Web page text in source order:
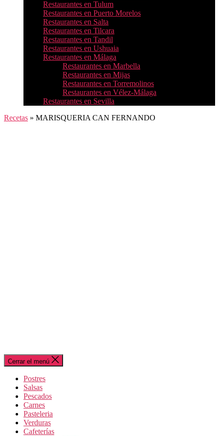
Restaurantes en Tulum
Restaurantes en Puerto Morelos
Restaurantes en Salta
Restaurantes en Tilcara
Restaurantes en Tandil
Restaurantes en Ushuaia
Restaurantes en Málaga
Restaurantes en Marbella
Restaurantes en Mijas
Restaurantes en Torremolinos
Restaurantes en Vélez-Málaga
Restaurantes en Sevilla
Recetas » MARISQUERIA CAN FERNANDO
Cerrar el menú
Postres
Salsas
Pescados
Carnes
Pasteleria
Verduras
Cafeterías